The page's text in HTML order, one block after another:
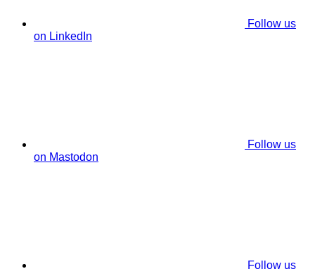
Follow us
on LinkedIn
Follow us
on Mastodon
Follow us